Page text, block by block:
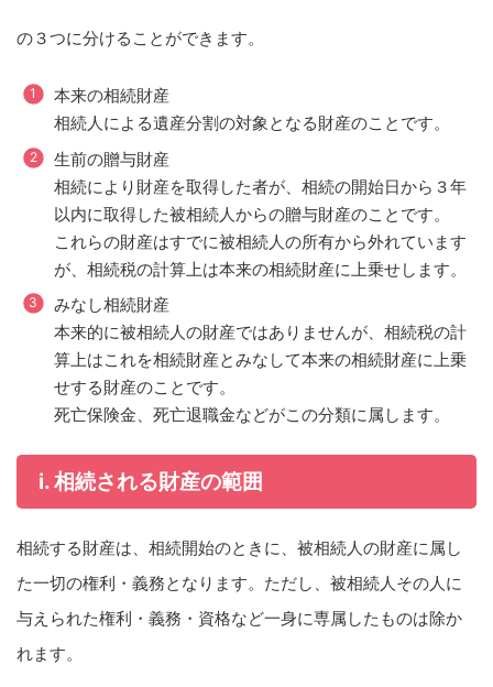
の３つに分けることができます。
本来の相続財産
相続人による遺産分割の対象となる財産のことです。
生前の贈与財産
相続により財産を取得した者が、相続の開始日から３年
以内に取得した被相続人からの贈与財産のことです。
これらの財産はすでに被相続人の所有から外れています
が、相続税の計算上は本来の相続財産に上乗せします。
みなし相続財産
本来的に被相続人の財産ではありませんが、相続税の計
算上はこれを相続財産とみなして本来の相続財産に上乗
せする財産のことです。
死亡保険金、死亡退職金などがこの分類に属します。
i. 相続される財産の範囲
相続する財産は、相続開始のときに、被相続人の財産に属し
た一切の権利・義務となります。ただし、被相続人その人に
与えられた権利・義務・資格など一身に専属したものは除か
れます。